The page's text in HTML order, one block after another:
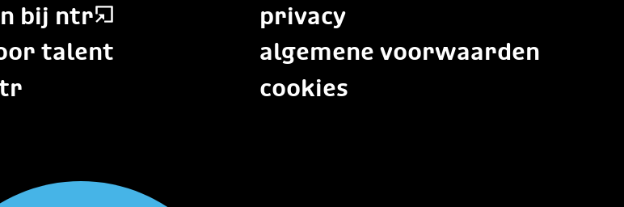
bij ntr
talent
privacy
algemene voorwaarden
cookies